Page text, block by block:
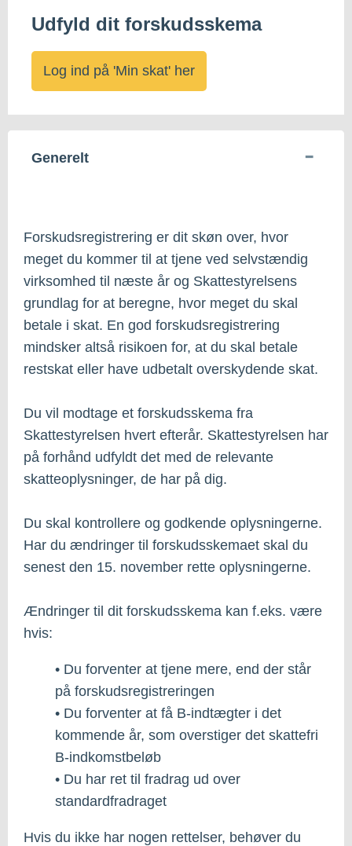
Udfyld dit forskudsskema
Log ind på 'Min skat' her
Generelt
Forskudsregistrering er dit skøn over, hvor
meget du kommer til at tjene ved selvstændig
virksomhed til næste år og Skattestyrelsens
grundlag for at beregne, hvor meget du skal
betale i skat. En god forskudsregistrering
mindsker altså risikoen for, at du skal betale
restskat eller have udbetalt overskydende skat.
Du vil modtage et forskudsskema fra
Skattestyrelsen hvert efterår. Skattestyrelsen har
på forhånd udfyldt det med de relevante
skatteoplysninger, de har på dig.
Du skal kontrollere og godkende oplysningerne.
Har du ændringer til forskudsskemaet skal du
senest den 15. november rette oplysningerne.
Ændringer til dit forskudsskema kan f.eks. være
hvis:
• Du forventer at tjene mere, end der står
på forskudsregistreringen
• Du forventer at få B-indtægter i det
kommende år, som overstiger det skattefri
B-indkomstbeløb
• Du har ret til fradrag ud over
standardfradraget
Hvis du ikke har nogen rettelser, behøver du